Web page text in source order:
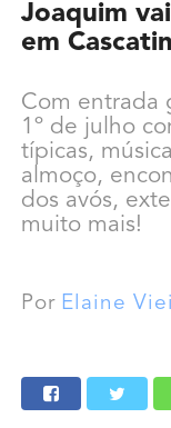
Joaquim
em
Com entrada
1º de julho
típicas,
almoço,
dos avós,
muito mais!
Por Elaine